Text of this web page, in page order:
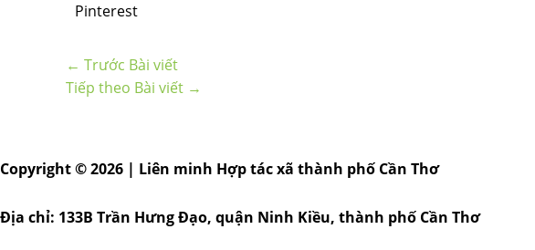
Pinterest
← Trước Bài viết
Tiếp theo Bài viết →
Copyright © 2026 | Liên minh Hợp tác xã thành phố Cần Thơ
Địa chỉ: 133B Trần Hưng Đạo, quận Ninh Kiều, thành phố Cần Thơ